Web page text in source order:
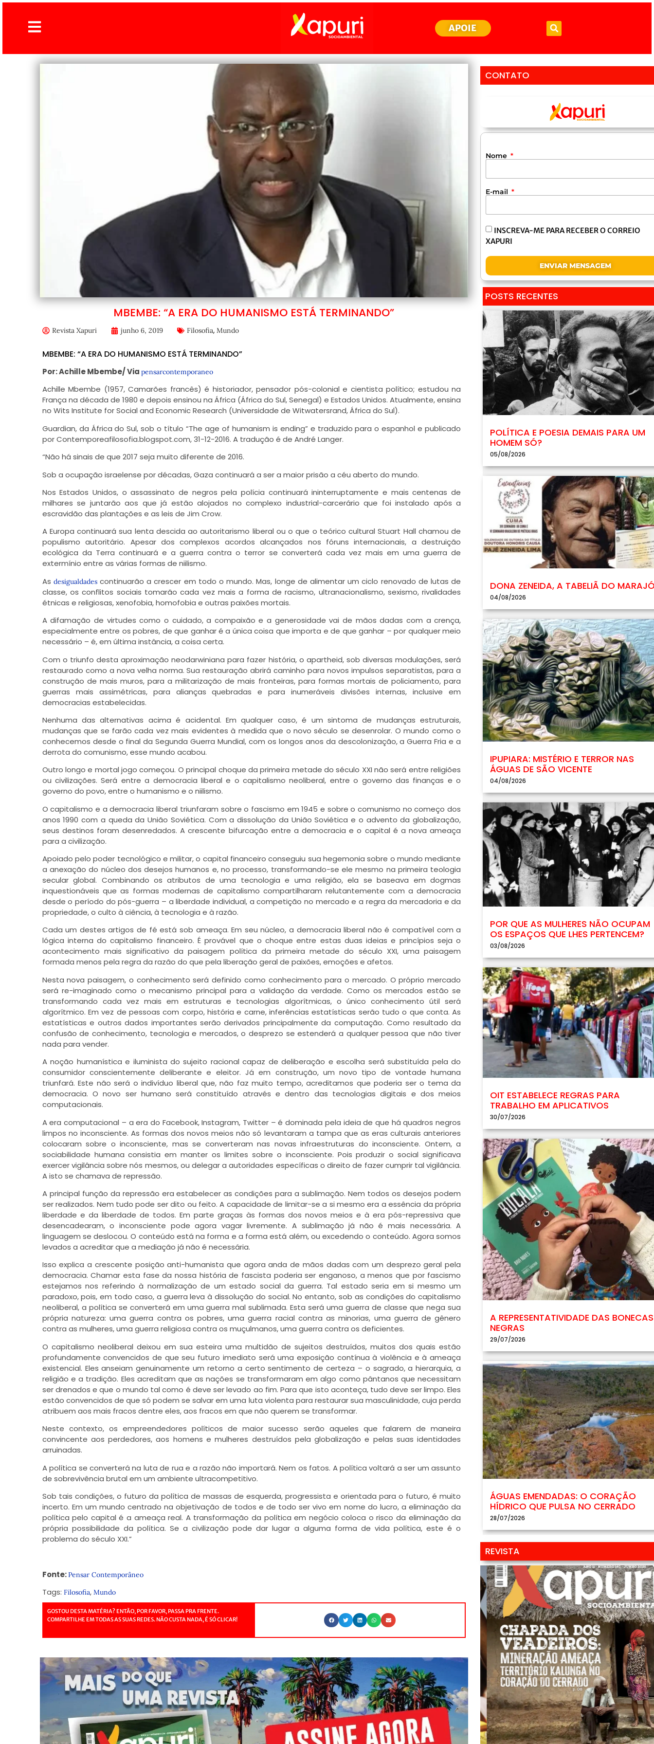
APOIE
MBEMBE: “A ERA DO HUMANISMO ESTÁ TERMINANDO”
Revista Xapuri junho 6, 2019 Filosofia, Mundo
MBEMBE: “A ERA DO HUMANISMO ESTÁ TERMINANDO”
Por: Achille Mbembe/ Via pensarcontemporaneo
Achille Mbembe (1957, Camarões francês) é historiador, pensador pós-colonial e cientista político; estudou na
França na década de 1980 e depois ensinou na África (África do Sul, Senegal) e Estados Unidos. Atualmente, ensina
no Wits Institute for Social and Economic Research (Universidade de Witwatersrand, África do Sul).
Guardian, da África do Sul, sob o título “The age of humanism is ending” e traduzido para o espanhol e publicado
por Contemporeafilosofia.blogspot.com, 31-12-2016. A tradução é de André Langer.
“Não há sinais de que 2017 seja muito diferente de 2016.
Sob a ocupação israelense por décadas, Gaza continuará a ser a maior prisão a céu aberto do mundo.
Nos Estados Unidos, o assassinato de negros pela polícia continuará ininterruptamente e mais centenas de
milhares se juntarão aos que já estão alojados no complexo industrial-carcerário que foi instalado após a
escravidão das plantações e as leis de Jim Crow.
A Europa continuará sua lenta descida ao autoritarismo liberal ou o que o teórico cultural Stuart Hall chamou de
populismo autoritário. Apesar dos complexos acordos alcançados nos fóruns internacionais, a destruição
ecológica da Terra continuará e a guerra contra o terror se converterá cada vez mais em uma guerra de
extermínio entre as várias formas de niilismo.
As desigualdadescontinuarão a crescer em todo o mundo. Mas, longe de alimentar um ciclo renovado de lutas de
classe, os conflitos sociais tomarão cada vez mais a forma de racismo, ultranacionalismo, sexismo, rivalidades
étnicas e religiosas, xenofobia, homofobia e outras paixões mortais.
A difamação de virtudes como o cuidado, a compaixão e a generosidade vai de mãos dadas com a crença,
especialmente entre os pobres, de que ganhar é a única coisa que importa e de que ganhar – por qualquer meio
necessário – é, em última instância, a coisa certa.
Com o triunfo desta aproximação neodarwiniana para fazer história, o apartheid, sob diversas modulações, será
restaurado como a nova velha norma. Sua restauração abrirá caminho para novos impulsos separatistas, para a
construção de mais muros, para a militarização de mais fronteiras, para formas mortais de policiamento, para
guerras mais assimétricas, para alianças quebradas e para inumeráveis divisões internas, inclusive em
democracias estabelecidas.
Nenhuma das alternativas acima é acidental. Em qualquer caso, é um sintoma de mudanças estruturais,
mudanças que se farão cada vez mais evidentes à medida que o novo século se desenrolar. O mundo como o
conhecemos desde o final da Segunda Guerra Mundial, com os longos anos da descolonização, a Guerra Fria e a
derrota do comunismo, esse mundo acabou.
Outro longo e mortal jogo começou. O principal choque da primeira metade do século XXI não será entre religiões
ou civilizações. Será entre a democracia liberal e o capitalismo neoliberal, entre o governo das finanças e o
governo do povo, entre o humanismo e o niilismo.
O capitalismo e a democracia liberal triunfaram sobre o fascismo em 1945 e sobre o comunismo no começo dos
anos 1990 com a queda da União Soviética. Com a dissolução da União Soviética e o advento da globalização,
seus destinos foram desenredados. A crescente bifurcação entre a democracia e o capital é a nova ameaça
para a civilização.
Apoiado pelo poder tecnológico e militar, o capital financeiro conseguiu sua hegemonia sobre o mundo mediante
a anexação do núcleo dos desejos humanos e, no processo, transformando-se ele mesmo na primeira teologia
secular global. Combinando os atributos de uma tecnologia e uma religião, ela se baseava em dogmas
inquestionáveis que as formas modernas de capitalismo compartilharam relutantemente com a democracia
desde o período do pós-guerra – a liberdade individual, a competição no mercado e a regra da mercadoria e da
propriedade, o culto à ciência, à tecnologia e à razão.
Cada um destes artigos de fé está sob ameaça. Em seu núcleo, a democracia liberal não é compatível com a
lógica interna do capitalismo financeiro. É provável que o choque entre estas duas ideias e princípios seja o
acontecimento mais significativo da paisagem política da primeira metade do século XXI, uma paisagem
formada menos pela regra da razão do que pela liberação geral de paixões, emoções e afetos.
Nesta nova paisagem, o conhecimento será definido como conhecimento para o mercado. O próprio mercado
será re-imaginado como o mecanismo principal para a validação da verdade. Como os mercados estão se
transformando cada vez mais em estruturas e tecnologias algorítmicas, o único conhecimento útil será
algorítmico. Em vez de pessoas com corpo, história e carne, inferências estatísticas serão tudo o que conta. As
estatísticas e outros dados importantes serão derivados principalmente da computação. Como resultado da
confusão de conhecimento, tecnologia e mercados, o desprezo se estenderá a qualquer pessoa que não tiver
nada para vender.
A noção humanística e iluminista do sujeito racional capaz de deliberação e escolha será substituída pela do
consumidor conscientemente deliberante e eleitor. Já em construção, um novo tipo de vontade humana
triunfará. Este não será o indivíduo liberal que, não faz muito tempo, acreditamos que poderia ser o tema da
democracia. O novo ser humano será constituído através e dentro das tecnologias digitais e dos meios
computacionais.
A era computacional – a era do Facebook, Instagram, Twitter – é dominada pela ideia de que há quadros negros
limpos no inconsciente. As formas dos novos meios não só levantaram a tampa que as eras culturais anteriores
colocaram sobre o inconsciente, mas se converteram nas novas infraestruturas do inconsciente. Ontem, a
sociabilidade humana consistia em manter os limites sobre o inconsciente. Pois produzir o social significava
exercer vigilância sobre nós mesmos, ou delegar a autoridades específicas o direito de fazer cumprir tal vigilância.
A isto se chamava de repressão.
A principal função da repressão era estabelecer as condições para a sublimação. Nem todos os desejos podem
ser realizados. Nem tudo pode ser dito ou feito. A capacidade de limitar-se a si mesmo era a essência da própria
liberdade e da liberdade de todos. Em parte graças às formas dos novos meios e à era pós-repressiva que
desencadearam, o inconsciente pode agora vagar livremente. A sublimação já não é mais necessária. A
linguagem se deslocou. O conteúdo está na forma e a forma está além, ou excedendo o conteúdo. Agora somos
levados a acreditar que a mediação já não é necessária.
Isso explica a crescente posição anti-humanista que agora anda de mãos dadas com um desprezo geral pela
democracia. Chamar esta fase da nossa história de fascista poderia ser enganoso, a menos que por fascismo
estejamos nos referindo à normalização de um estado social da guerra. Tal estado seria em si mesmo um
paradoxo, pois, em todo caso, a guerra leva à dissolução do social. No entanto, sob as condições do capitalismo
neoliberal, a política se converterá em uma guerra mal sublimada. Esta será uma guerra de classe que nega sua
própria natureza: uma guerra contra os pobres, uma guerra racial contra as minorias, uma guerra de gênero
contra as mulheres, uma guerra religiosa contra os muçulmanos, uma guerra contra os deficientes.
O capitalismo neoliberal deixou em sua esteira uma multidão de sujeitos destruídos, muitos dos quais estão
profundamente convencidos de que seu futuro imediato será uma exposição contínua à violência e à ameaça
existencial. Eles anseiam genuinamente um retorno a certo sentimento de certeza – o sagrado, a hierarquia, a
religião e a tradição. Eles acreditam que as nações se transformaram em algo como pântanos que necessitam
ser drenados e que o mundo tal como é deve ser levado ao fim. Para que isto aconteça, tudo deve ser limpo. Eles
estão convencidos de que só podem se salvar em uma luta violenta para restaurar sua masculinidade, cuja perda
atribuem aos mais fracos dentre eles, aos fracos em que não querem se transformar.
Neste contexto, os empreendedores políticos de maior sucesso serão aqueles que falarem de maneira
convincente aos perdedores, aos homens e mulheres destruídos pela globalização e pelas suas identidades
arruinadas.
A política se converterá na luta de rua e a razão não importará. Nem os fatos. A política voltará a ser um assunto
de sobrevivência brutal em um ambiente ultracompetitivo.
Sob tais condições, o futuro da política de massas de esquerda, progressista e orientada para o futuro, é muito
incerto. Em um mundo centrado na objetivação de todos e de todo ser vivo em nome do lucro, a eliminação da
política pelo capital é a ameaça real. A transformação da política em negócio coloca o risco da eliminação da
própria possibilidade da política. Se a civilização pode dar lugar a alguma forma de vida política, este é o
problema do século XXI.”
Fonte:Pensar Contemporâneo
Tags: Filosofia, Mundo
GOSTOU DESTA MATÉRIA? ENTÃO, POR FAVOR, PASSA PRA FRENTE.
COMPARTILHE EM TODAS AS SUAS REDES. NÃO CUSTA NADA, É SÓ CLICAR!
CONTATO
Nome
E-mail
INSCREVA-ME PARA RECEBER O CORREIO
XAPURI
ENVIAR MENSAGEM
POSTS RECENTES
POLÍTICA E POESIA DEMAIS PARA UM
HOMEM SÓ?
05/08/2026
DONA ZENEIDA, A TABELIÃ DO
04/08/2026
IPUPIARA: MISTÉRIO E TERROR NAS
ÁGUAS DE SÃO VICENTE
04/08/2026
POR QUE AS MULHERES NÃO OCUPAM
OS ESPAÇOS QUE LHES PERTENCEM?
03/08/2026
OIT ESTABELECE REGRAS PARA
TRABALHO EM APLICATIVOS
30/07/2026
A REPRESENTATIVIDADE DAS BONECAS
NEGRAS
29/07/2026
ÁGUAS EMENDADAS: O CORAÇÃO
HÍDRICO QUE PULSA NO CERRADO
28/07/2026
REVISTA